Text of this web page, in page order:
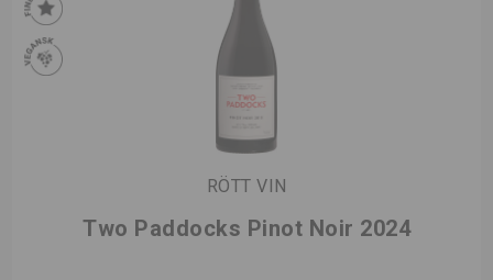
RÖTT VIN
Two Paddocks Pinot Noir 2024